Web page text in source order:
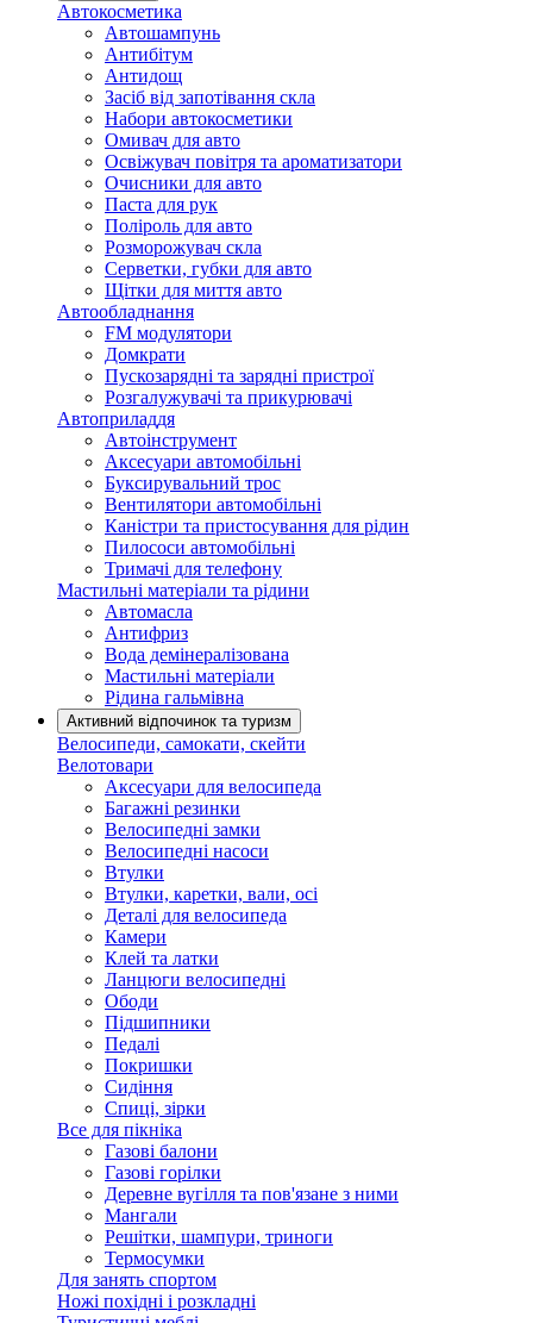
Автокосметика
Автошампунь
Антибітум
Антидощ
Засіб від запотівання скла
Набори автокосметики
Омивач для авто
Освіжувач повітря та ароматизатори
Очисники для авто
Паста для рук
Поліроль для авто
Розморожувач скла
Серветки, губки для авто
Щітки для миття авто
Автообладнання
FM модулятори
Домкрати
Пускозарядні та зарядні пристрої
Розгалужувачі та прикурювачі
Автоприладдя
Автоінструмент
Аксесуари автомобільні
Буксирувальний трос
Вентилятори автомобільні
Каністри та пристосування для рідин
Пилососи автомобільні
Тримачі для телефону
Мастильні матеріали та рідини
Автомасла
Антифриз
Вода демінералізована
Мастильні матеріали
Рідина гальмівна
Активний відпочинок та туризм
Велосипеди, самокати, скейти
Велотовари
Аксесуари для велосипеда
Багажні резинки
Велосипедні замки
Велосипедні насоси
Втулки
Втулки, каретки, вали, осі
Деталі для велосипеда
Камери
Клей та латки
Ланцюги велосипедні
Ободи
Підшипники
Педалі
Покришки
Сидіння
Спиці, зірки
Все для пікніка
Газові балони
Газові горілки
Деревне вугілля та пов'язане з ними
Мангали
Решітки, шампури, триноги
Термосумки
Для занять спортом
Ножі похідні і розкладні